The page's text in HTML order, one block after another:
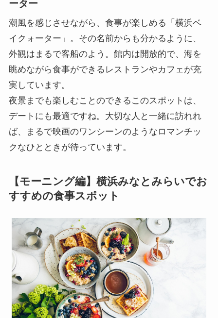
ーター
潮風を感じさせながら、食事が楽しめる「横浜ベ
イクォーター」。その名前からも分かるように、
外観はまるで客船のよう。館内は開放的で、海を
眺めながら食事ができるレストランやカフェが充
実しています。
夜景までも楽しむことのできるこのスポットは、
デートにも最適ですね。大切な人と一緒に訪れれ
ば、まるで映画のワンシーンのようなロマンチッ
クなひとときが待っています。
【モーニング編】横浜みなとみらいでお
すすめの食事スポット